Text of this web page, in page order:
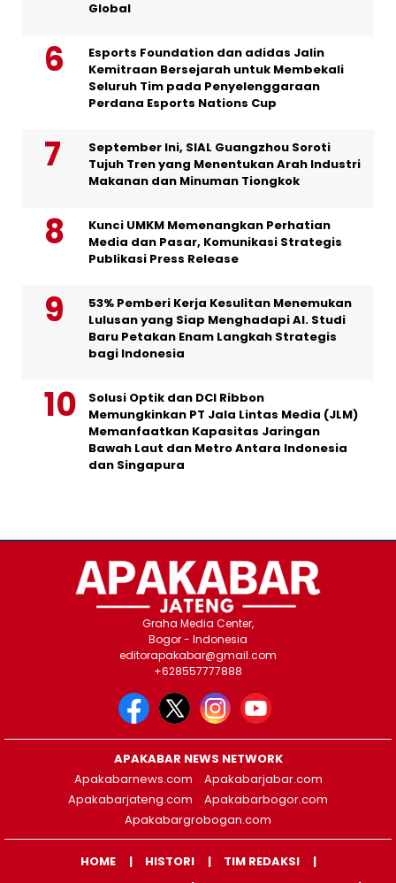
Global
Esports Foundation dan adidas Jalin
Kemitraan Bersejarah untuk Membekali
Seluruh Tim pada Penyelenggaraan
Perdana Esports Nations Cup
September Ini, SIAL Guangzhou Soroti
Tujuh Tren yang Menentukan Arah Industri
Makanan dan Minuman Tiongkok
Kunci UMKM Memenangkan Perhatian
Media dan Pasar, Komunikasi Strategis
Publikasi Press Release
53% Pemberi Kerja Kesulitan Menemukan
Lulusan yang Siap Menghadapi AI. Studi
Baru Petakan Enam Langkah Strategis
bagi Indonesia
Solusi Optik dan DCI Ribbon
Memungkinkan PT Jala Lintas Media (JLM)
Memanfaatkan Kapasitas Jaringan
Bawah Laut dan Metro Antara Indonesia
dan Singapura
Graha Media Center,
Bogor - Indonesia
editorapakabar@gmail.com
+628557777888
APAKABAR NEWS NETWORK
Apakabarnews.com
Apakabarjabar.com
Apakabarjateng.com
Apakabarbogor.com
Apakabargrobogan.com
HOME HISTORI
TIM REDAKSI